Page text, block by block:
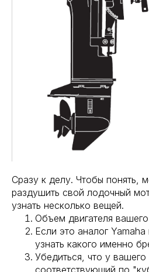
Сразу к делу. Чтобы понять,
раздушить свой лодочный
узнать несколько вещей.
Объем двигателя
Если это аналог
узнать какого именно
Убедиться, что у вашего
соответствующий по